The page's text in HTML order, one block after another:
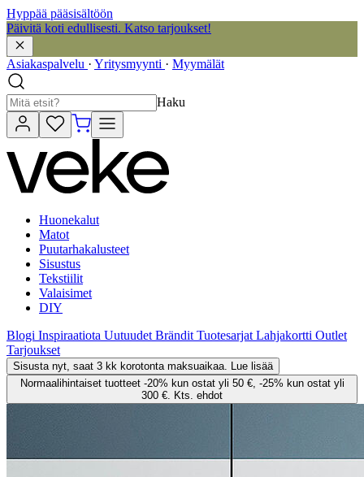
Hyppää pääsisältöön
Päivitä koti edullisesti. Katso tarjoukset!
Asiakaspalvelu · Yritysmyynti · Myymälät
Haku
Huonekalut
Matot
Puutarhakalusteet
Sisustus
Tekstiilit
Valaisimet
DIY
Blogi Inspiraatiota Uutuudet Brändit Tuotesarjat Lahjakortti Outlet
Tarjoukset
Sisusta nyt, saat 3 kk korotonta maksuaikaa. Lue lisää
Normaalihintaiset tuotteet -20% kun ostat yli 50 €, -25% kun ostat yli
300 €. Kts. ehdot